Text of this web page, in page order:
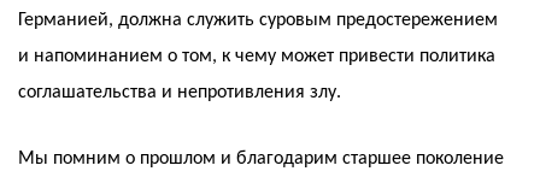
Германией, должна служить суровым предостережением
и напоминанием о том, к чему может привести политика
соглашательства и непротивления злу.
Мы помним о прошлом и благодарим старшее поколение